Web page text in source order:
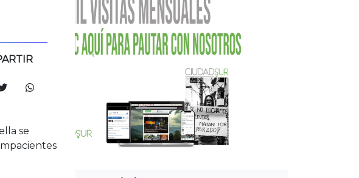
se
Cultura
Débora Arango, una de las
mujeres homenajeadas en
y Antiguos: así será el
recorrido
Cultura
Agéndese y viva la
tradición paisa: así podrá